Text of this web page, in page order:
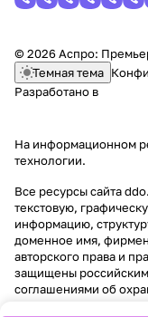
© 2026 Аспро:
Темная тема
Разработано в
На информационном
технологии.
Все ресурсы сайта
текстовую,
информацию,
доменное имя,
авторского права и
защищены
соглашениями об